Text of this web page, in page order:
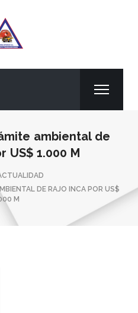
ambiental de
US$ 1.000 M
DE RAJO INCA POR US$
M